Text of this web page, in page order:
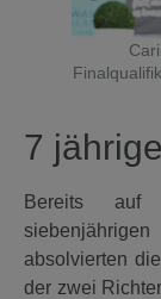
7
Bereits auf
absolvierten
der zwei